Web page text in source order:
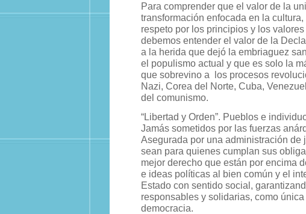
Para comprender que el valor de la
transformación enfocada en la
respeto por los principios y los
debemos entender el valor de la
a la herida que dejó la embriaguez
el populismo actual y que es solo la
que sobrevino a
los procesos
Nazi, Corea del Norte, Cuba,
del comunismo.
“Libertad y Orden”. Pueblos e
Jamás sometidos por las fuerzas
Asegurada por una administración
sean para quienes cumplan sus
mejor derecho que están por encima
e ideas políticas al bien común y el
Estado con sentido social,
responsables y solidarias, como
democracia.